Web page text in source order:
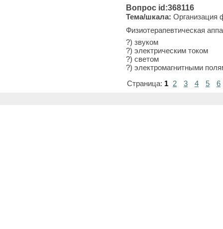
Вопрос id:368116
Тема/шкала: Организация
Физиотерапевтическая
?) звуком
?) электрическим током
?) светом
?) электромагнитными
Страница: 1 2 3 4 5 6